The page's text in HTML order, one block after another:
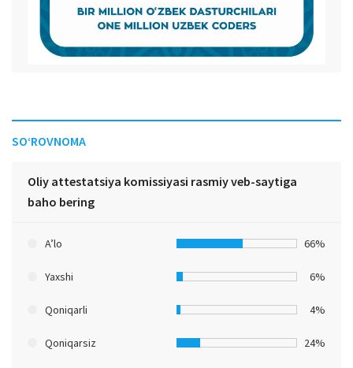
SO‘ROVNOMA
Oliy attestatsiya komissiyasi rasmiy veb-saytiga
baho bering
A’lo 66%
Yaxshi 6%
Qoniqarli 4%
Qoniqarsiz 24%